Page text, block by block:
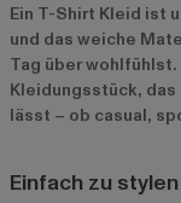
Ein T-Shirt Kleid ist
und das weiche
Tag über
Kleidungsstück,
lässt – ob casual,
Einfach zu